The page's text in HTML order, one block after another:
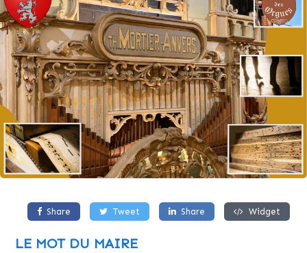
Share Tweet Share Widget
LE MOT DU MAIRE